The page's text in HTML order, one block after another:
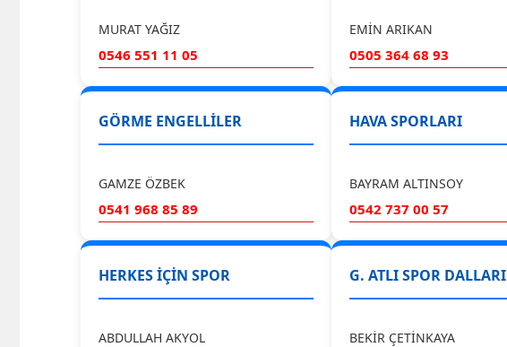
MURAT YAĞIZ
0546 551 11 05
EMİN ARIKAN
0505 364 68 93
GÖRME ENGELLİLER
GAMZE ÖZBEK
0541 968 85 89
HAVA SPORLARI
BAYRAM ALTINSOY
0542 737 00 57
HERKES İÇİN SPOR
ABDULLAH AKYOL
G. ATLI SPOR DALLARI
BEKİR ÇETİNKAYA